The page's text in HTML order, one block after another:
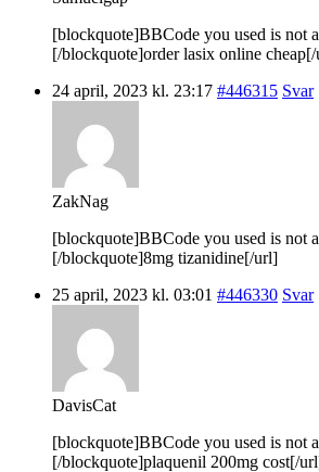
[blockquote]BBCode you used is not
[/blockquote]order lasix online
24 april, 2023 kl. 23:17 #446315 Svar
ZakNag
[blockquote]BBCode you used is not
[/blockquote]8mg tizanidine[/url]
25 april, 2023 kl. 03:01 #446330 Svar
DavisCat
[blockquote]BBCode you used is not
[/blockquote]plaquenil 200mg cost[/